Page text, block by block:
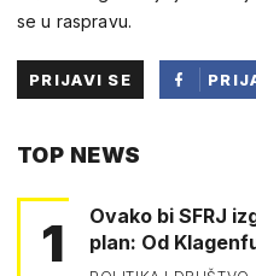
se u raspravu.
PRIJAVI SE
TOP NEWS
1
Ovako bi SFRJ
plan: Od